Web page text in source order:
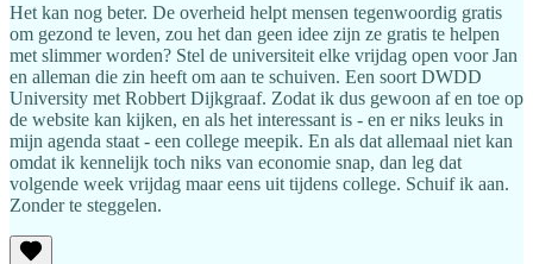
Het kan nog beter. De overheid helpt mensen tegenwoordig gratis
om gezond te leven, zou het dan geen idee zijn ze gratis te helpen
met slimmer worden? Stel de universiteit elke vrijdag open voor Jan
en alleman die zin heeft om aan te schuiven. Een soort DWDD
University met Robbert Dijkgraaf. Zodat ik dus gewoon af en toe op
de website kan kijken, en als het interessant is - en er niks leuks in
mijn agenda staat - een college meepik. En als dat allemaal niet kan
omdat ik kennelijk toch niks van economie snap, dan leg dat
volgende week vrijdag maar eens uit tijdens college. Schuif ik aan.
Zonder te steggelen.